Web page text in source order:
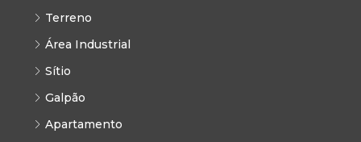
Terreno
Área Industrial
Sítio
Galpão
Apartamento